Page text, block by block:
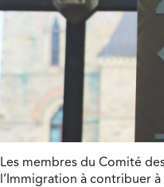
Les membres du Comité
l’Immigration à contribuer